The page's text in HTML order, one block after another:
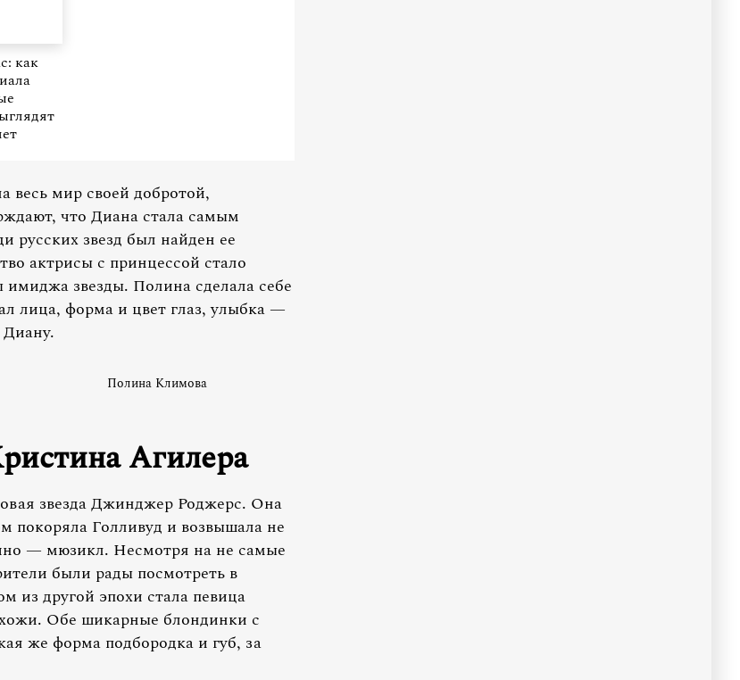
как
весь мир своей добротой,
что Диана стала самым
русских звезд был найден ее
актрисы с принцессой стало
звезды. Полина сделала себе
лица, форма и цвет глаз, улыбка —
Полина Климова
Агилера
звезда Джинджер Роджерс. Она
покоряла Голливуд и возвышала не
— мюзикл. Несмотря на не самые
были рады посмотреть в
из другой эпохи стала певица
Обе шикарные блондинки с
же форма подбородка и губ, за